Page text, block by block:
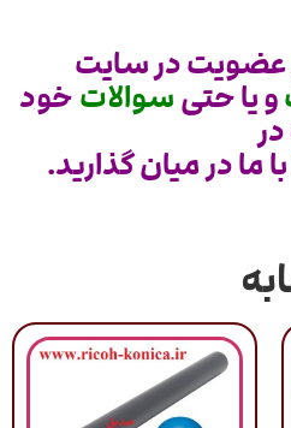
عضویت در سایت
و یا حتیسوالاتخود
با ما در میان گذارید.